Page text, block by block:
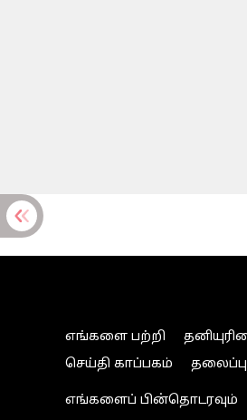
எங்களை பற்றி
செய்தி காப்பகம்
எங்களைப் பின்தொடரவும்